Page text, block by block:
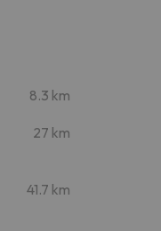
8.3 km
27 km
41.7 km